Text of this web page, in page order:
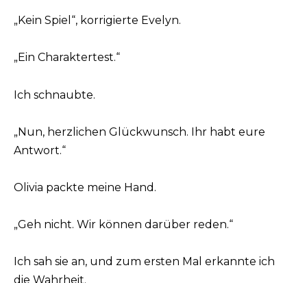
„Kein Spiel“, korrigierte Evelyn.
„Ein Charaktertest.“
Ich schnaubte.
„Nun, herzlichen Glückwunsch. Ihr habt eure
Antwort.“
Olivia packte meine Hand.
„Geh nicht. Wir können darüber reden.“
Ich sah sie an, und zum ersten Mal erkannte ich
die Wahrheit.